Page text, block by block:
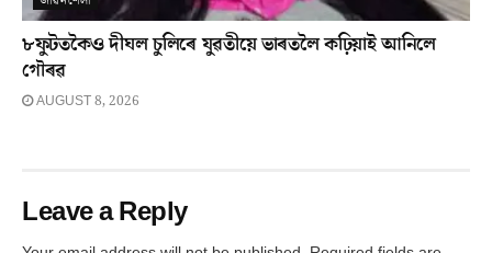
৮ফুটতকৈও দীঘল চুলিৰে যুৱতীয়ে ভাৰতলৈ কঢ়িয়াই আনিলে
গৌৰৱ
AUGUST 8, 2026
Leave a Reply